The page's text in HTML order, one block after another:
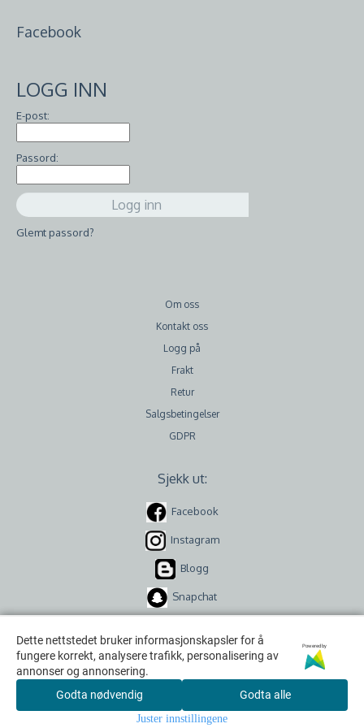
Facebook
LOGG INN
E-post:
Passord:
Glemt passord?
Om oss
Kontakt oss
Logg på
Frakt
Retur
Salgsbetingelser
GDPR
Sjekk ut:
Facebook
Instagram
Blogg
Snapchat
Copyright © 2026 Kreativ Scrapping v/ Scrappekjelleren AS
Dette nettstedet bruker informasjonskapsler for å
fungere korrekt, analysere trafikk, personalisering av
annonser og annonsering.
Powered by
Godta nødvendig Godta alle
Juster innstillingene
Dette nettstedet bruker informasjonskapsler for å
fungere korrekt, analysere trafikk, personalisering av
annonser og annonsering.
Powered by
Godta nødvendig Godta alle
Juster innstillingene